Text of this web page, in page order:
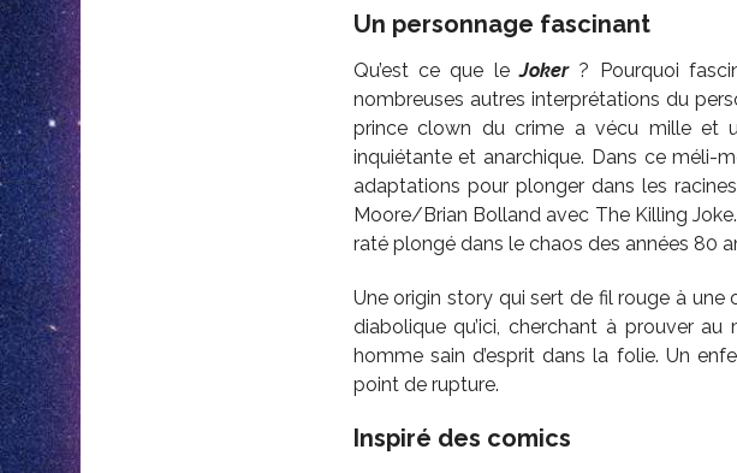
Un personnage fascinant
Qu’est ce que leJoker? Pourquoi
nombreuses autres interprétations du
prince clown du crime a vécu mille et
inquiétante et anarchique. Dans ce méli-
adaptations pour plonger dans les
Moore/Brian Bolland avec The Killing
raté plongé dans le chaos des années 80
Une origin story qui sert de fil rouge à
diabolique qu’ici, cherchant à prouver
homme sain d’esprit dans la folie. Un
point de rupture.
Inspiré des comics